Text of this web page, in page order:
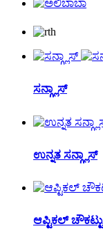
ಸನ್ಗ್ಲಾಸ್
ಉನ್ನತ ಸನ್ಗ್ಲಾಸ್
ಆಪ್ಟಿಕಲ್